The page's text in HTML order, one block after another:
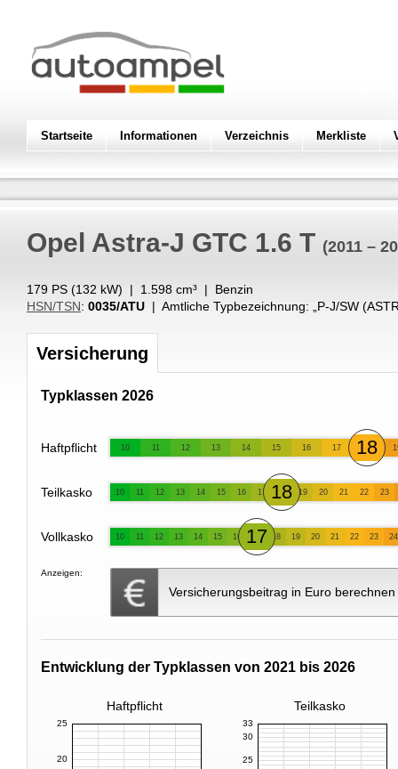
Startseite Informationen Verzeichnis Merkliste
Opel Astra-J GTC 1.6 T (2011 –
179 PS (132 kW) | 1.598 cm³ | Benzin
HSN/TSN: 0035/ATU | Amtliche Typbezeichnung: „ P-J/SW
Versicherung
Typklassen 2026
Haftpflicht 10 11 12 13 14 15 16 17 18
Teilkasko 10 11 12 13 14 15 16 17 18 19 20 21 22 23
Vollkasko 10 11 12 13 14 15 16 17 18 19 20 21 22 23 24
Anzeigen:
Versicherungsbeitrag in Euro berechnen
Entwicklung der Typklassen von 2021 bis 2026
Haftpflicht Teilkasko
20
25
25
30
33